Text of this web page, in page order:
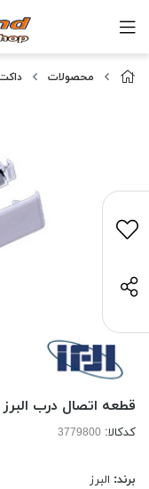
محصولات
قطعه اتصال درب البرز
کدکالا:
برند: البرز